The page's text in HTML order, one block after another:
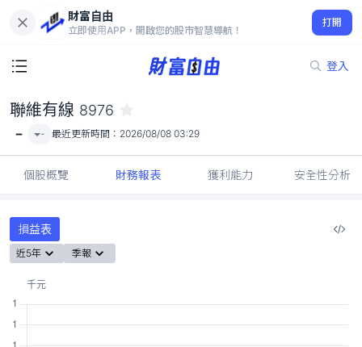
財富自由
立即使用APP，開啟您的股市智慧導航！
打開
登入
-
聯維有線 8976
- - 最近更新時間： 2026/08/08 03:29
個股概覽 財務報表 獲利能力 安全性分析
損益表
近5年 季報